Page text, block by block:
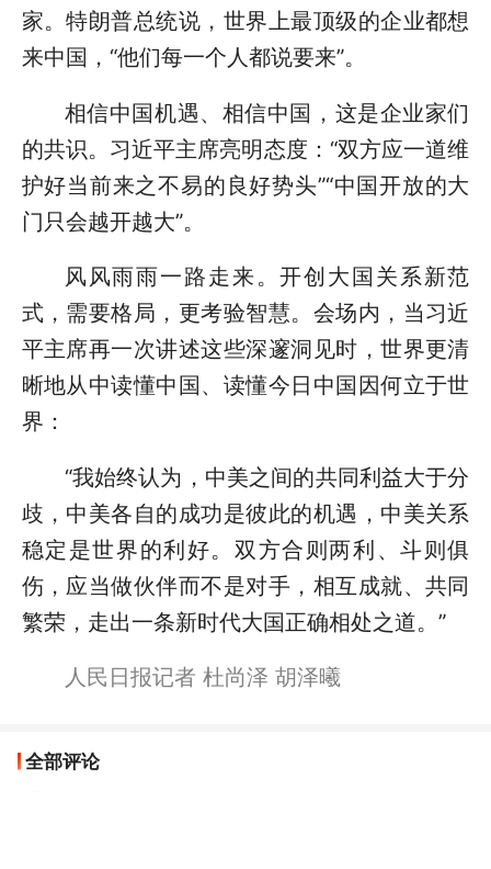
家。特朗普总统说，世界上最顶级的企业都想
来中国，“他们每一个人都说要来”。
相信中国机遇、相信中国，这是企业家们
的共识。习近平主席亮明态度：“双方应一道维
护好当前来之不易的良好势头”“中国开放的大
门只会越开越大”。
风风雨雨一路走来。开创大国关系新范
式，需要格局，更考验智慧。会场内，当习近
平主席再一次讲述这些深邃洞见时，世界更清
晰地从中读懂中国、读懂今日中国因何立于世
界：
“我始终认为，中美之间的共同利益大于分
歧，中美各自的成功是彼此的机遇，中美关系
稳定是世界的利好。双方合则两利、斗则俱
伤，应当做伙伴而不是对手，相互成就、共同
繁荣，走出一条新时代大国正确相处之道。”
人民日报记者 杜尚泽 胡泽曦
全部评论